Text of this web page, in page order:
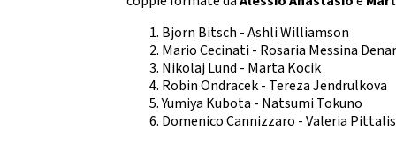
UFFICIO STAMPA
GIUSTIZIA SPORTIVA
Bjorn Bitsch - Ashli
Mario Cecinati - Rosaria Messina
Nikolaj Lund - Marta
Robin Ondracek - Tereza
Yumiya Kubota - Natsumi
Domenico Cannizzaro - Valeria